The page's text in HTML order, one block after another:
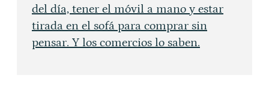
del día, tener el móvil a mano y estar
tirada en el sofá para comprar sin
pensar. Y los comercios lo saben.